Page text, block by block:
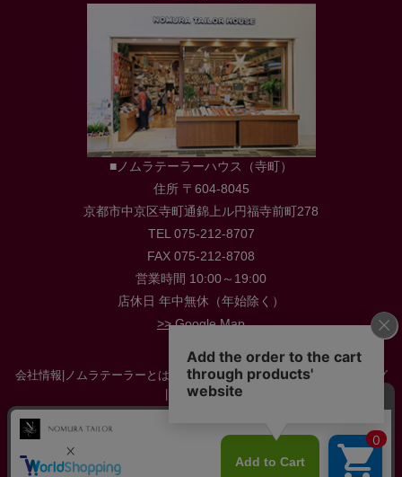
■ノムラテーラーハウス（寺町）
住所 〒604-8045
京都市中京区寺町通錦上ル円福寺前町278
TEL 075-212-8707
FAX 075-212-8708
営業時間 10:00～19:00
店休日 年中無休（年始除く）
>> Google Map
会社情報 ノムラテーラーとは 店舗情報|採用情報|お役立ち情報・ブログ
お問い合わせ
特定商取引に関する法律に基づく表示
サイトマップ